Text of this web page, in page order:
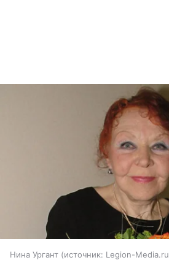
Нина Ургант источник: Legion-Media.ru